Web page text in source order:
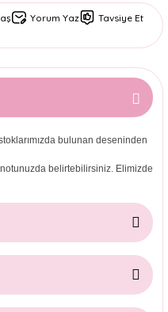
Yorum Yaz
Tavsiye Et
bulunan deseninden
belirtebilirsiniz. Elimizde